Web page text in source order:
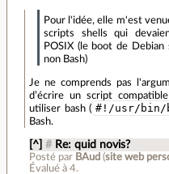
Pour l'idée, elle m'est
scripts shells qui
POSIX (le boot de
non Bash)
Je ne comprends pas
d’écrire un script
utiliser bash ( #!/usr/bin/
Bash.
[^] # Re: quid novis?
Posté par BAud (site web
Évalué à4.